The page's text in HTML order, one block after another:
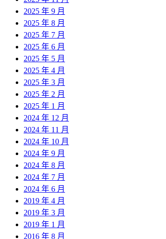
2025 年 9 月
2025 年 8 月
2025 年 7 月
2025 年 6 月
2025 年 5 月
2025 年 4 月
2025 年 3 月
2025 年 2 月
2025 年 1 月
2024 年 12 月
2024 年 11 月
2024 年 10 月
2024 年 9 月
2024 年 8 月
2024 年 7 月
2024 年 6 月
2019 年 4 月
2019 年 3 月
2019 年 1 月
2016 年 8 月